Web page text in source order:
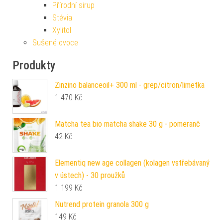
Přírodní sirup
Stévia
Xylitol
Sušené ovoce
Produkty
Zinzino balanceoil+ 300 ml - grep/citron/limetka
1 470 Kč
Matcha tea bio matcha shake 30 g - pomeranč
42 Kč
Elementiq new age collagen (kolagen vstřebávaný
v ústech) - 30 proužků
1 199 Kč
Nutrend protein granola 300 g
149 Kč